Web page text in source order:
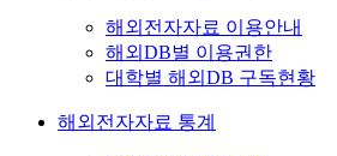
해외전자자료 이용안내
해외DB별 이용권한
대학별 해외DB 구독현황
해외전자자료 통계